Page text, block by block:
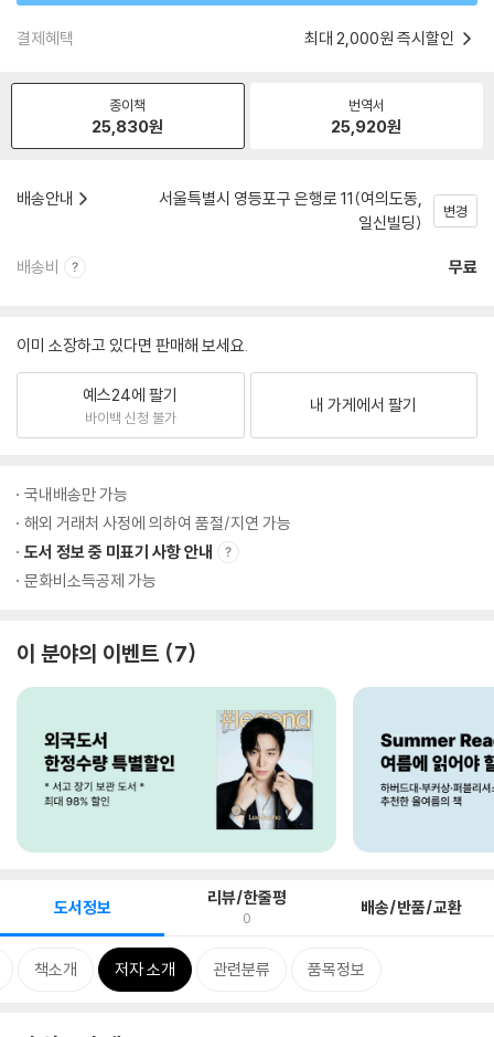
결제혜택 최대 2,000원 즉시할인
종이책
25,830원
번역서
25,920원
배송안내
서울특별시 영등포구 은행로 11(여의도동,
일신빌딩)
변경
배송비 무료
이미 소장하고 있다면 판매해 보세요.
예스24에 팔기
바이백 신청 불가
내 가게에서 팔기
국내배송만 가능
해외 거래처 사정에 의하여 품절/지연 가능
도서 정보 중 미표기 사항 안내
문화비소득공제 가능
이 분야의 이벤트 7
도서정보 리뷰/한줄평
0 배송/반품/교환
책소개 저자 소개 관련분류 품목정보